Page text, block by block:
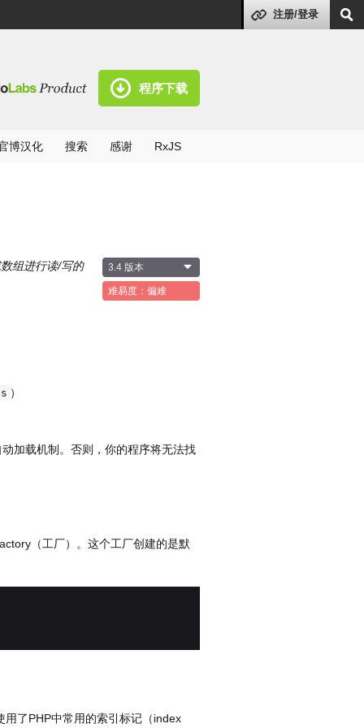
注册/登录
程序下载
博汉化 搜索 感谢 RxJS
3.4 版本
难易度：偏难
组进行读/写的
）
加载机制。否则，你的程序将无法找
（工厂）。这个工厂创建的是默
用了PHP中常用的索引标记（index